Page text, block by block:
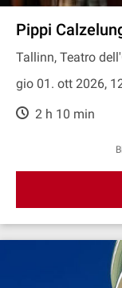
Pippi
Tallinn, Teatro
gio 01. ott 2026,
2 h 10 min